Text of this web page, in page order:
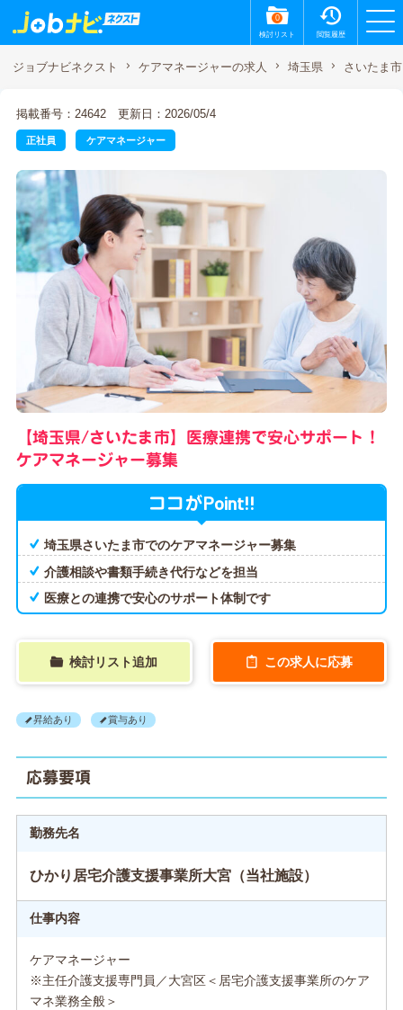
0
検討リスト 閲覧履歴
ジョブナビネクスト ケアマネージャーの求人 埼玉県 さいたま市
掲載番号：24642 更新日：2026/05/4
正社員 ケアマネージャー
【埼玉県/さいたま市】医療連携で安心サポート！
ケアマネージャー募集
ココがPoint!!
埼玉県さいたま市でのケアマネージャー募集
介護相談や書類手続き代行などを担当
医療との連携で安心のサポート体制です
検討リスト追加 この求人に応募
昇給あり 賞与あり
応募要項
勤務先名
ひかり居宅介護支援事業所大宮（当社施設）
仕事内容
ケアマネージャー
※主任介護支援専門員／大宮区＜居宅介護支援事業所のケア
マネ業務全般＞